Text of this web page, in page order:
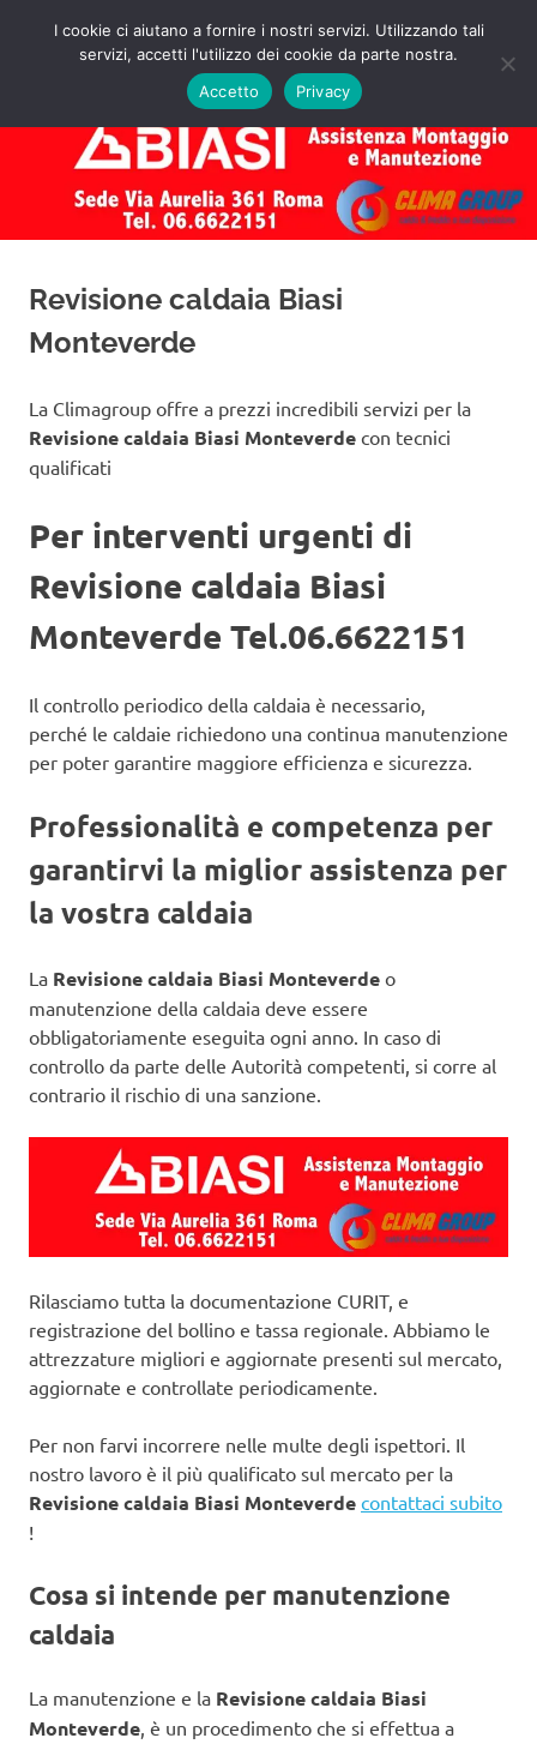
Assistenza
Caldaie
Biasi
Roma
Preventivo!
MENU
Revisione caldaia Biasi
Monteverde
La Climagroup offre a prezzi incredibili servizi per la
Revisione caldaia Biasi Monteverde con tecnici
qualificati
Per interventi urgenti di
Revisione caldaia Biasi
Monteverde Tel.06.6622151
Il controllo periodico della caldaia è necessario,
perché le caldaie richiedono una continua manutenzione
per poter garantire maggiore efficienza e sicurezza.
Professionalità e competenza per
garantirvi la miglior assistenza per
la vostra caldaia
La Revisione caldaia Biasi Monteverde o
manutenzione della caldaia deve essere
obbligatoriamente eseguita ogni anno. In caso di
controllo da parte delle Autorità competenti, si corre al
contrario il rischio di una sanzione.
Rilasciamo tutta la documentazione CURIT, e
registrazione del bollino e tassa regionale. Abbiamo le
attrezzature migliori e aggiornate presenti sul mercato,
aggiornate e controllate periodicamente.
Per non farvi incorrere nelle multe degli ispettori. Il
nostro lavoro è il più qualificato sul mercato per la
Revisione caldaia Biasi Monteverde contattaci subito
!
Cosa si intende per manutenzione
caldaia
La manutenzione e la Revisione caldaia Biasi
Monteverde, è un procedimento che si effettua a
I cookie ci aiutano a fornire i nostri servizi. Utilizzando tali
servizi, accetti l'utilizzo dei cookie da parte nostra.
Accetto
Privacy